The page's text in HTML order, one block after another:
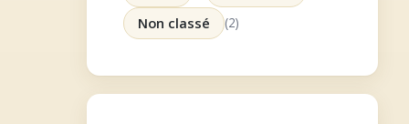
Non classé (2)